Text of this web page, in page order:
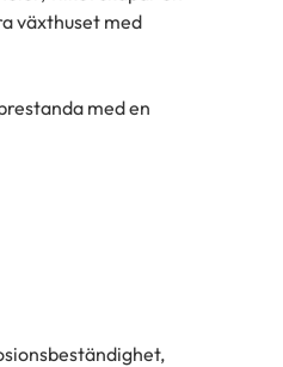
växthuset med
med en